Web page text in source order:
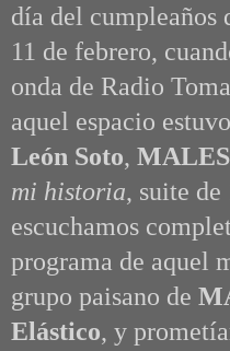
día del cumpleaños
11 de febrero,
onda de Radio
aquel espacio
León Soto,
mi historia, suite
escuchamos
programa de aquel
grupo paisano de
Elástico, y